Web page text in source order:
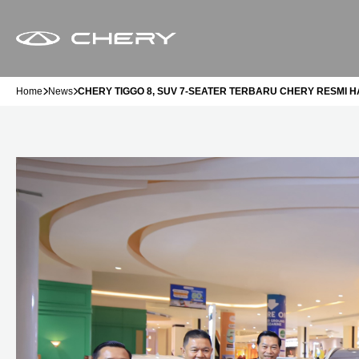
Home News CHERY TIGGO 8, SUV 7-SEATER TERBARU CHERY RESMI